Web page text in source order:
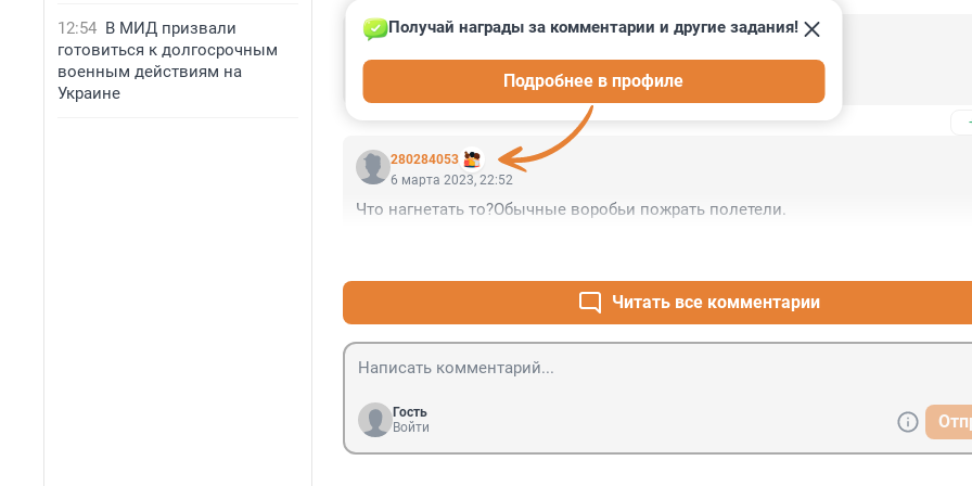
12:54 В МИД призвали
готовиться к долгосрочным
военным действиям на
Украине
Гость
Друзья! Весна на дворе, птицы поют.Разве не хорошо?
280284053
Получай награды за комментарии и другие задания!
Подробнее в профиле
6 марта 2023, 22:52
Что нагнетать то?Обычные воробьи пожрать полетели.
Читать все комментарии
Гость
Войти